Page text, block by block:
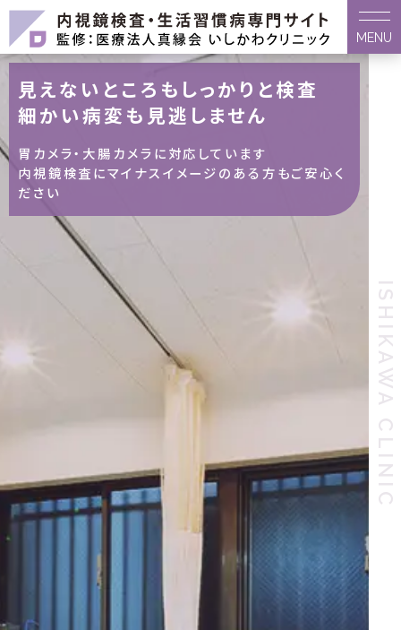
MENU
ISHIKAWA CLINIC
地域の方のよりどころでありたい
幅広い治療で多くの
患者さんを支えます
内科全般から外科、肛門科などに対応
どんな不調でもまずはご相談ください
見えないところもしっかりと検査
細かい病変も見逃しません
胃カメラ・大腸カメラに対応しています
内視鏡検査にマイナスイメージのある方もご安心く
ださい
患者さんの末長い健康を支えたい
早期治療と対策のご提案をさせてい
ただきます
健康診断の結果を放置するのは危険です
診断の結果ごと当院までお持ちください